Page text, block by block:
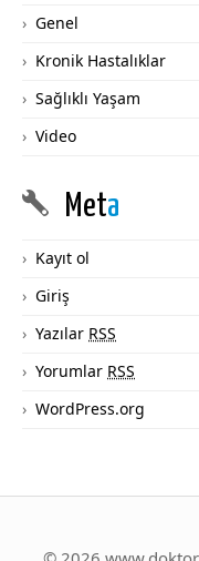
Genel
Kronik Hastalıklar
Sağlıklı Yaşam
Video
Meta
Kayıt ol
Giriş
Yazılar RSS
Yorumlar RSS
WordPress.org